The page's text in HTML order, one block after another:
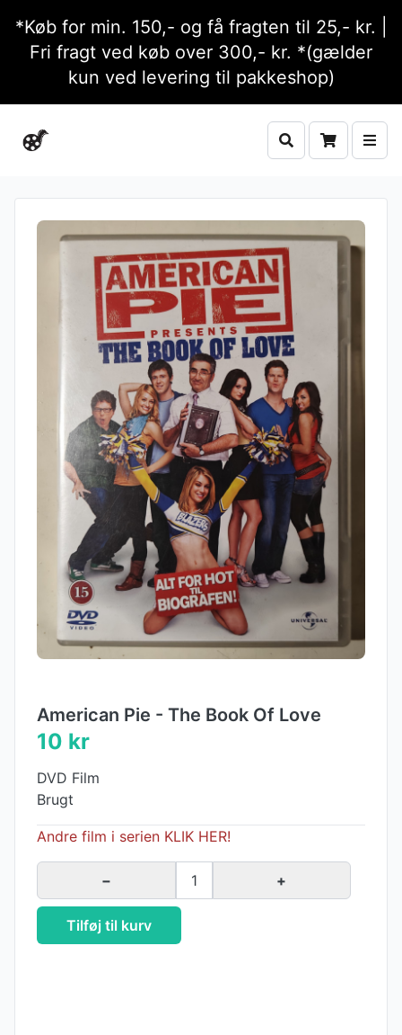
*Køb for min. 150,- og få fragten til 25,- kr. |
Fri fragt ved køb over 300,- kr. *(gælder
kun ved levering til pakkeshop)
American Pie - The Book Of Love
10 kr
DVD Film
Brugt
Andre film i serien KLIK HER!
− 1 +
Tilføj til kurv